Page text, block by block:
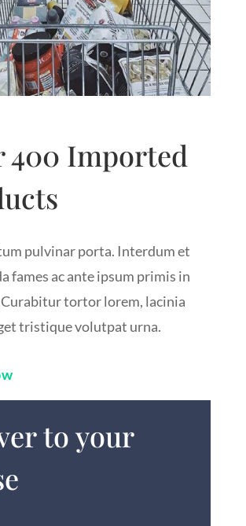
400 Imported
pulvinar porta. Interdum et
fames ac ante ipsum primis in
tortor lorem, lacinia
tristique volutpat urna.
to your